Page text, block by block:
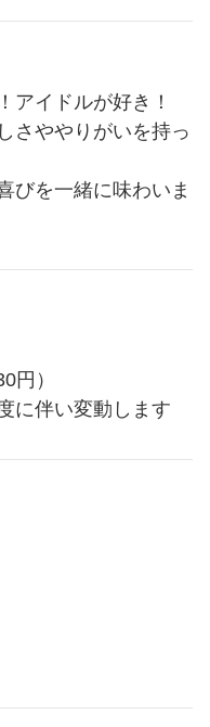
アイドルが好き！
さややりがいを持っ
びを一緒に味わいま
円）
に伴い変動します